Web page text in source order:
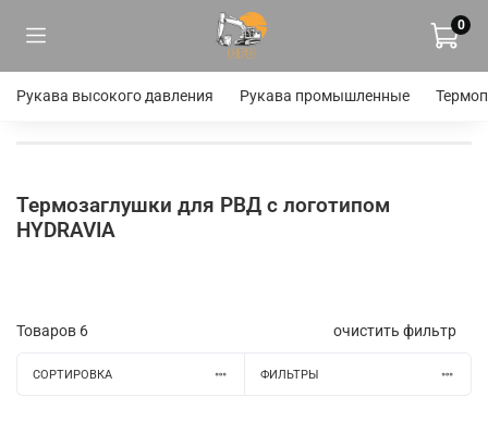
0
Рукава высокого давления Рукава промышленные
Термозаглушки для РВД с логотипом
HYDRAVIA
Товаров 6 очистить фильтр
СОРТИРОВКА ФИЛЬТРЫ